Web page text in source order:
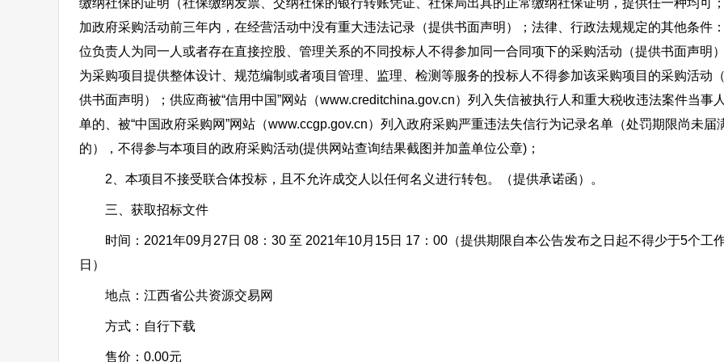
缴纳社保的证明（社保缴纳发票、交纳社保的银行转账凭证、社保局出具的正常缴纳社保证明，提供任一种均可
加政府采购活动前三年内，在经营活动中没有重大违法记录（提供书面声明）；法律、行政法规规定的其他条件
位负责人为同一人或者存在直接控股、管理关系的不同投标人不得参加同一合同项下的采购活动（提供书面声明）
为采购项目提供整体设计、规范编制或者项目管理、监理、检测等服务的投标人不得参加该采购项目的采购活动
供书面声明）；供应商被“信用中国”网站（www.creditchina.gov.cn）列入失信被执行人和重大税收违法案件当事
单的、被“中国政府采购网”网站（www.ccgp.gov.cn）列入政府采购严重违法失信行为记录名单（处罚期限尚未届
的），不得参与本项目的政府采购活动(提供网站查询结果截图并加盖单位公章)；
2、本项目不接受联合体投标，且不允许成交人以任何名义进行转包。（提供承诺函）。
三、获取招标文件
时间：2021年09月27日 08：30 至 2021年10月15日 17：00（提供期限自本公告发布之日起不得少于5个工
日）
地点：江西省公共资源交易网
方式：自行下载
售价：0.00元